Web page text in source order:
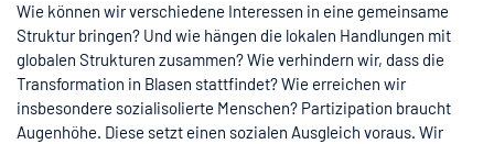
Wie können wir verschiedene Interessen in eine gemeinsame
Struktur bringen? Und wie hängen die lokalen Handlungen mit
globalen Strukturen zusammen? Wie verhindern wir, dass die
Transformation in Blasen stattfindet? Wie erreichen wir
insbesondere sozialisolierte Menschen? Partizipation braucht
Augenhöhe. Diese setzt einen sozialen Ausgleich voraus. Wir